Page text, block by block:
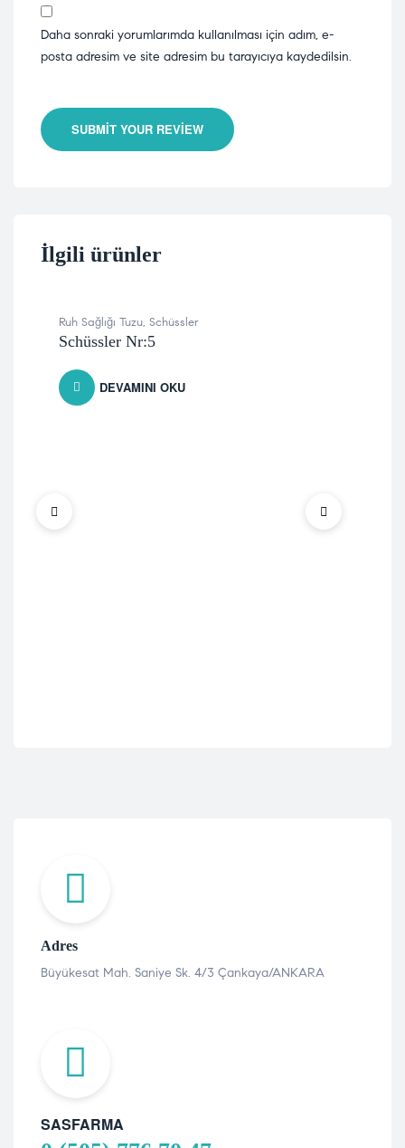
Daha sonraki yorumlarımda kullanılması için adım, e-
posta adresim ve site adresim bu tarayıcıya kaydedilsin.
SUBMIT YOUR REVIEW
İlgili ürünler
Ruh Sağlığı Tuzu, Schüssler
Schüssler Nr:5
DEVAMINI OKU
Adres
Büyükesat Mah. Saniye Sk. 4/3 Çankaya/ANKARA
SASFARMA